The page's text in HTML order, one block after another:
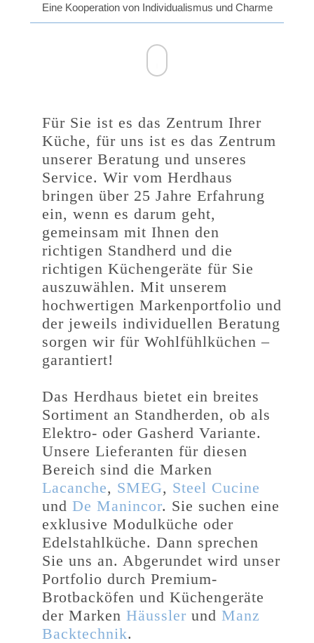
Beeindruckende Innovationen aus der Küchenwelt
Für Sie ist es das Zentrum Ihrer
Küche, für uns ist es das Zentrum
unserer Beratung und unseres
Service. Wir vom Herdhaus
bringen über 25 Jahre Erfahrung
ein, wenn es darum geht,
gemeinsam mit Ihnen den
richtigen Standherd und die
richtigen Küchengeräte für Sie
auszuwählen. Mit unserem
hochwertigen Markenportfolio und
der jeweils individuellen Beratung
sorgen wir für Wohlfühlküchen –
garantiert!
Das Herdhaus bietet ein breites
Sortiment an Standherden, ob als
Elektro- oder Gasherd Variante.
Unsere Lieferanten für diesen
Bereich sind die Marken
Lacanche, SMEG, Steel Cucine
und De Manincor. Sie suchen eine
exklusive Modulküche oder
Edelstahlküche. Dann sprechen
Sie uns an. Abgerundet wird unser
Portfolio durch Premium-
Brotbacköfen und Küchengeräte
der Marken Häussler und Manz
Backtechnik.